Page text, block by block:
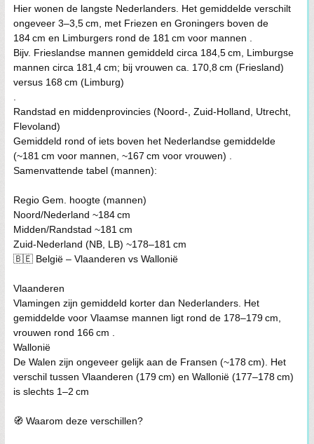
Hier wonen de langste Nederlanders. Het gemiddelde verschilt
ongeveer 3–3,5 cm, met Friezen en Groningers boven de
184 cm en Limburgers rond de 181 cm voor mannen .
Bijv. Frieslandse mannen gemiddeld circa 184,5 cm, Limburgse
mannen circa 181,4 cm; bij vrouwen ca. 170,8 cm (Friesland)
versus 168 cm (Limburg)
Randstad en middenprovincies (Noord‑, Zuid‑Holland, Utrecht,
Flevoland)
Gemiddeld rond of iets boven het Nederlandse gemiddelde
(~181 cm voor mannen, ~167 cm voor vrouwen) .
Samenvattende tabel (mannen):
Regio Gem. hoogte (mannen)
Noord/Nederland ~184 cm
Midden/Randstad ~181 cm
Zuid‑Nederland (NB, LB) ~178–181 cm
🇧🇪 België – Vlaanderen vs Wallonië
Vlaanderen
Vlamingen zijn gemiddeld korter dan Nederlanders. Het
gemiddelde voor Vlaamse mannen ligt rond de 178–179 cm,
vrouwen rond 166 cm .
Wallonië
De Walen zijn ongeveer gelijk aan de Fransen (~178 cm). Het
verschil tussen Vlaanderen (179 cm) en Wallonië (177–178 cm)
is slechts 1–2 cm
🧭 Waarom deze verschillen?